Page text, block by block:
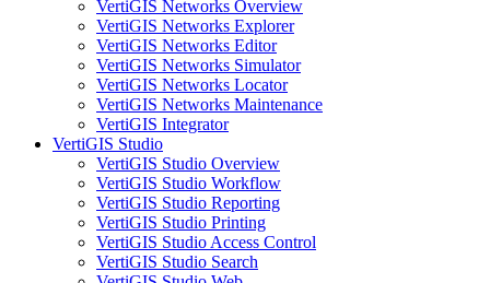
VertiGIS Networks Overview
VertiGIS Networks Explorer
VertiGIS Networks Editor
VertiGIS Networks Simulator
VertiGIS Networks Locator
VertiGIS Networks Maintenance
VertiGIS Integrator
VertiGIS Studio
VertiGIS Studio Overview
VertiGIS Studio Workflow
VertiGIS Studio Reporting
VertiGIS Studio Printing
VertiGIS Studio Access Control
VertiGIS Studio Search